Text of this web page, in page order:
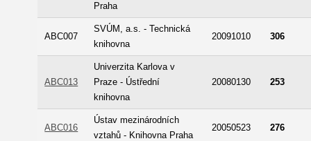
Praha
ABC007
SVÚM, a.s. - Technická
knihovna
20091010 306
ABC013
Univerzita Karlova v
Praze - Ústřední
knihovna
20080130 253
ABC016
Ústav mezinárodních
vztahů - Knihovna Praha
20050523 276